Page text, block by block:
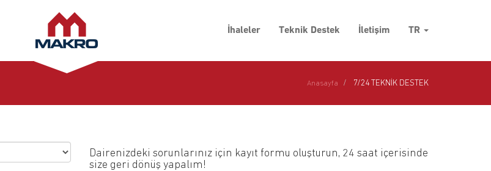
İhaleler Teknik Destek İletişim TR
Anasayfa 7/24 TEKNİK DESTEK
Dairenizdeki sorunlarınız için kayıt formu oluşturun, 24 saat içerisinde
size geri dönüş yapalım!